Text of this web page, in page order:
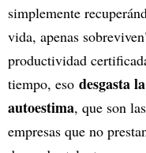
simplemente
vida, apenas
productividad
tiempo, eso desgasta
autoestima, que son
empresas que no